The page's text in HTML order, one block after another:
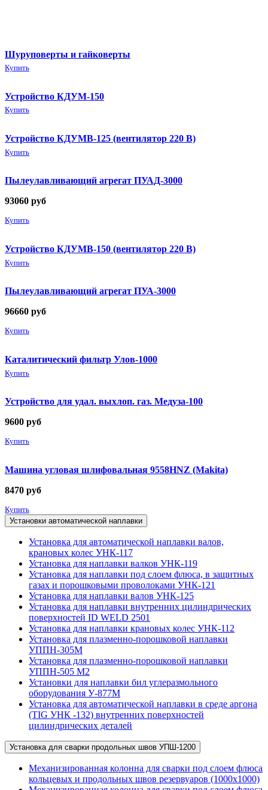
Шуруповерты и гайковерты
Купить
Устройство КДУМ-150
Купить
Устройство КДУМВ-125 (вентилятор 220 В)
Купить
Пылеулавливающий агрегат ПУАД-3000
93060 руб
Купить
Устройство КДУМВ-150 (вентилятор 220 В)
Купить
Пылеулавливающий агрегат ПУА-3000
96660 руб
Купить
Каталитический фильтр Улов-1000
Купить
Устройство для удал. выхлоп. газ. Медуза-100
9600 руб
Купить
Машина угловая шлифовальная 9558HNZ (Makita)
8470 руб
Купить
Установки автоматической наплавки
Установка для автоматической наплавки валов,
крановых колес УНК-117
Установка для наплавки валков УНК-119
Установка для наплавки под слоем флюса, в защитных
газах и порошковыми проволоками УНК-121
Установка для наплавки валов УНК-125
Установка для наплавки внутренних цилиндрических
поверхностей ID WELD 2501
Установка для наплавки крановых колес УНК-112
Установка для плазменно-порошковой наплавки
УППН-305М
Установка для плазменно-порошковой наплавки
УППН-505 М2
Установки для наплавки бил углеразмольного
оборудования У-877М
Установка для автоматической наплавки в среде аргона
(TIG УНК -132) внутренних поверхностей
цилиндрических деталей
Установка для сварки продольных швов УПШ-1200
Механизированная колонна для сварки под слоем флюса
кольцевых и продольных швов резервуаров (1000х1000)